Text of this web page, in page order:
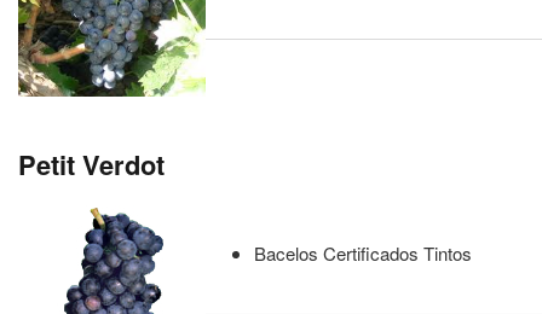
Petit Verdot
Bacelos Certificados Tintos